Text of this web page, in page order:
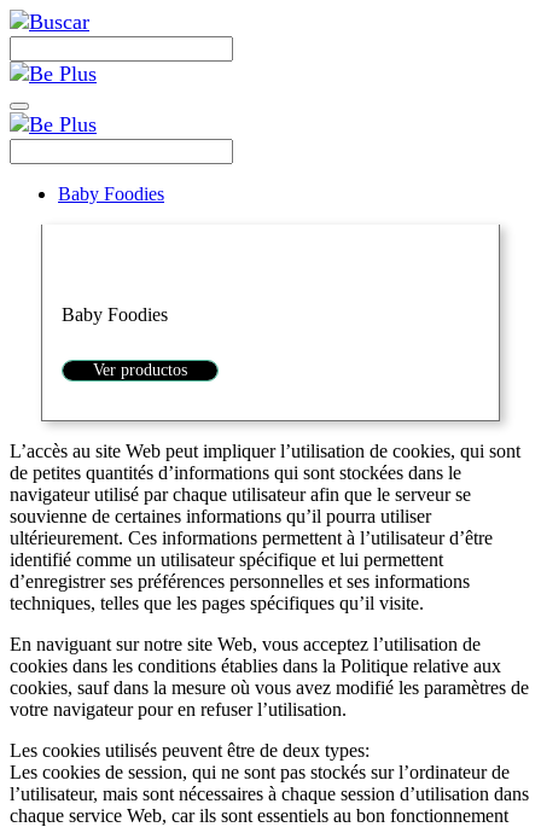
Baby Foodies
Baby Foodies
Ver productos
L’accès au site Web peut impliquer l’utilisation de cookies, qui sont
de petites quantités d’informations qui sont stockées dans le
navigateur utilisé par chaque utilisateur afin que le serveur se
souvienne de certaines informations qu’il pourra utiliser
ultérieurement. Ces informations permettent à l’utilisateur d’être
identifié comme un utilisateur spécifique et lui permettent
d’enregistrer ses préférences personnelles et ses informations
techniques, telles que les pages spécifiques qu’il visite.
En naviguant sur notre site Web, vous acceptez l’utilisation de
cookies dans les conditions établies dans la Politique relative aux
cookies, sauf dans la mesure où vous avez modifié les paramètres de
votre navigateur pour en refuser l’utilisation.
Les cookies utilisés peuvent être de deux types:
Les cookies de session, qui ne sont pas stockés sur l’ordinateur de
l’utilisateur, mais sont nécessaires à chaque session d’utilisation dans
chaque service Web, car ils sont essentiels au bon fonctionnement